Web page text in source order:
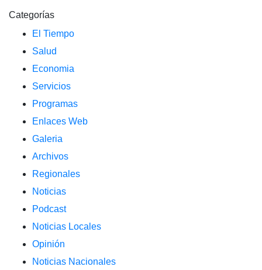
Categorías
El Tiempo
Salud
Economia
Servicios
Programas
Enlaces Web
Galeria
Archivos
Regionales
Noticias
Podcast
Noticias Locales
Opinión
Noticias Nacionales